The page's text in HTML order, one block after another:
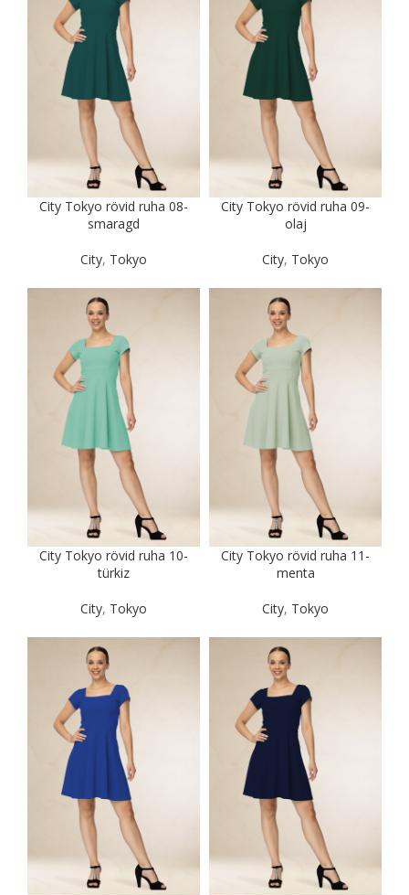
City Tokyo rövid ruha 08-
smaragd
City, Tokyo
City Tokyo rövid ruha 09-
olaj
City, Tokyo
City Tokyo rövid ruha 10-
türkiz
City, Tokyo
City Tokyo rövid ruha 11-
menta
City, Tokyo